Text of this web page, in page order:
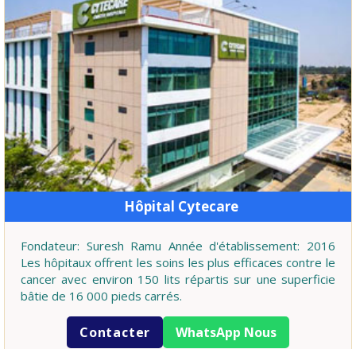
Hôpital Cytecare
Fondateur: Suresh Ramu Année d'établissement: 2016
Les hôpitaux offrent les soins les plus efficaces contre le
cancer avec environ 150 lits répartis sur une superficie
bâtie de 16 000 pieds carrés.
Contacter WhatsApp Nous